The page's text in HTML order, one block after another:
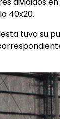
40x20.
tuvo su